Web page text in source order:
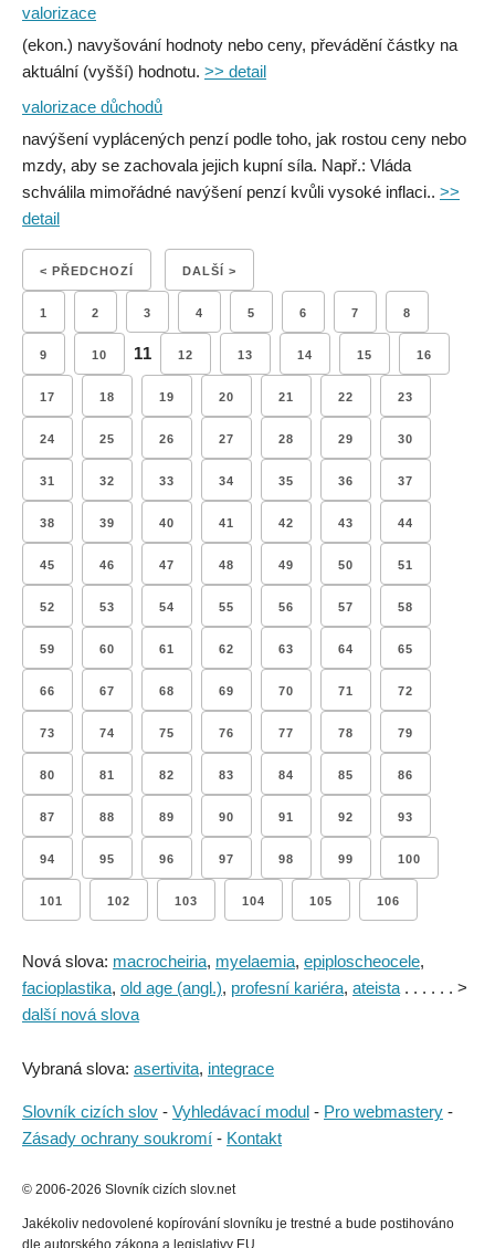
valorizace
(ekon.) navyšování hodnoty nebo ceny, převádění částky na
aktuální (vyšší) hodnotu. >> detail
valorizace důchodů
navýšení vyplácených penzí podle toho, jak rostou ceny nebo
mzdy, aby se zachovala jejich kupní síla. Např.: Vláda
schválila mimořádné navýšení penzí kvůli vysoké inflaci.. >>
detail
< PŘEDCHOZÍ DALŠÍ >
1 2 3 4 5 6 7 8
9 10 11 12 13 14 15 16
17 18 19 20 21 22 23
24 25 26 27 28 29 30
31 32 33 34 35 36 37
38 39 40 41 42 43 44
45 46 47 48 49 50 51
52 53 54 55 56 57 58
59 60 61 62 63 64 65
66 67 68 69 70 71 72
73 74 75 76 77 78 79
80 81 82 83 84 85 86
87 88 89 90 91 92 93
94 95 96 97 98 99 100
101 102 103 104 105 106
Nová slova: macrocheiria, myelaemia, epiploscheocele,
facioplastika, old age (angl.), profesní kariéra, ateista . . . . . . >
další nová slova
Vybraná slova: asertivita, integrace
Slovník cizích slov - Vyhledávací modul - Pro webmastery -
Zásady ochrany soukromí - Kontakt
© 2006-2026 Slovník cizích slov.net
Jakékoliv nedovolené kopírování slovníku je trestné a bude postihováno
dle autorského zákona a legislativy EU..